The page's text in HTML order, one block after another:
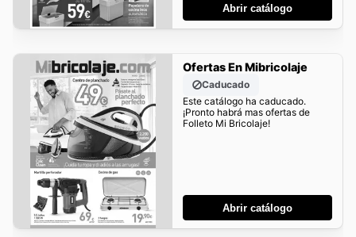
Abrir catálogo
Ofertas En Mibricolaje
Caducado
Este catálogo ha caducado.
¡Pronto habrá mas ofertas de
Folleto Mi Bricolaje!
Abrir catálogo